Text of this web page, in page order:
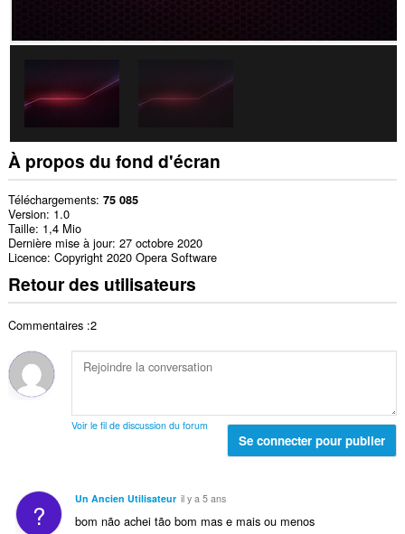
À propos du fond d'écran
Téléchargements 75 085
Version 1.0
Taille 1,4 Mio
Dernière mise à jour 27 octobre 2020
Licence Copyright 2020 Opera Software
Retour des utilisateurs
Commentaires :2
Voir le fil de discussion du forum
Se connecter pour publier
? Un Ancien Utilisateur il y a 5 ans
bom não achei tão bom mas e mais ou menos